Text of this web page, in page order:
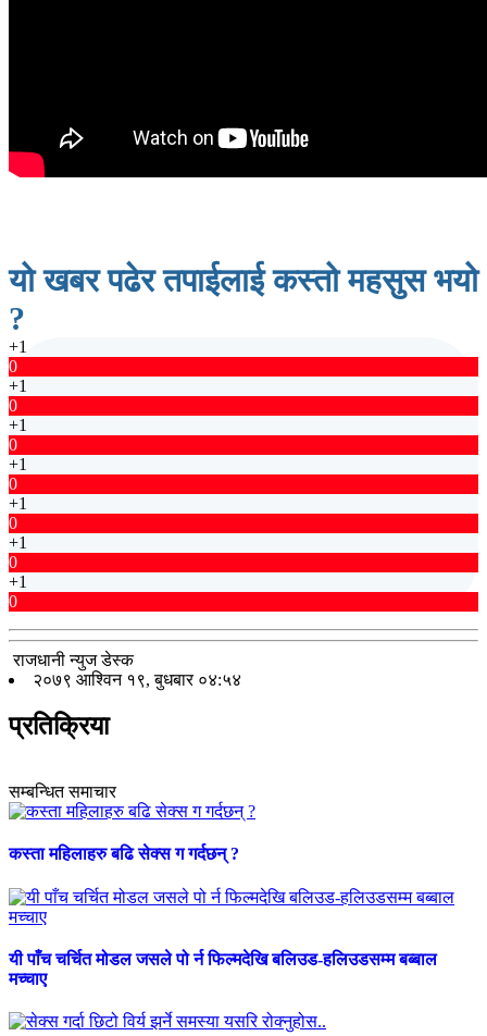
यो खबर पढेर तपाईलाई कस्तो महसुस भयो
?
+1
0
+1
0
+1
0
+1
0
+1
0
+1
0
+1
0
राजधानी न्युज डेस्क
२०७९ आश्विन १९, बुधबार ०४:५४
प्रतिक्रिया
सम्बन्धित समाचार
कस्ता महिलाहरु बढि सेक्स ग गर्दछन् ?
यी पाँच चर्चित मोडल जसले पो र्न फिल्मदेखि बलिउड-हलिउडसम्म बब्बाल
मच्चाए